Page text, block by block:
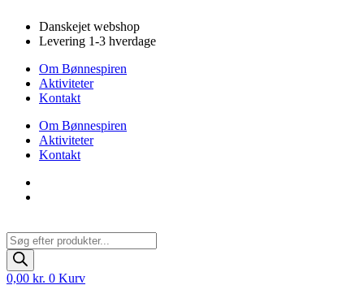
indhold
Danskejet webshop
Levering 1-3 hverdage
Om Bønnespiren
Aktiviteter
Kontakt
Om Bønnespiren
Aktiviteter
Kontakt
Products
search
0,00 kr. 0 Kurv